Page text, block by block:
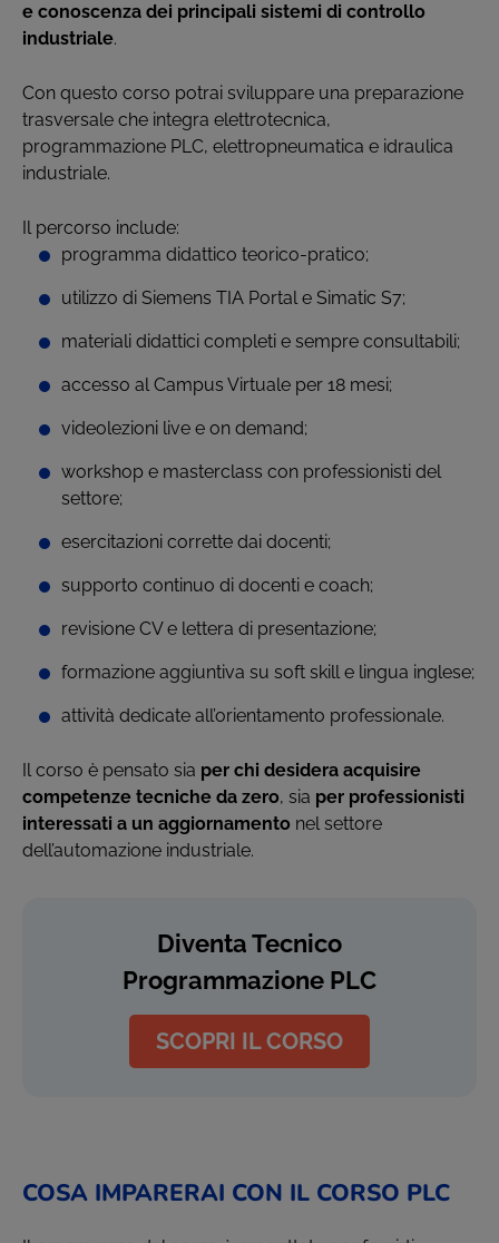
e conoscenza dei principali sistemi di controllo
industriale.
Con questo corso potrai sviluppare una preparazione
trasversale che integra elettrotecnica,
programmazione PLC, elettropneumatica e idraulica
industriale.
Il percorso include:
programma didattico teorico-pratico;
utilizzo di Siemens TIA Portal e Simatic S7;
materiali didattici completi e sempre consultabili;
accesso al Campus Virtuale per 18 mesi;
videolezioni live e on demand;
workshop e masterclass con professionisti del
settore;
esercitazioni corrette dai docenti;
supporto continuo di docenti e coach;
revisione CV e lettera di presentazione;
formazione aggiuntiva su soft skill e lingua inglese;
attività dedicate all’orientamento professionale.
Il corso è pensato sia per chi desidera acquisire
competenze tecniche da zero, sia per professionisti
interessati a un aggiornamento nel settore
dell’automazione industriale.
Diventa Tecnico
Programmazione PLC
SCOPRI IL CORSO
COSA IMPARERAI CON IL CORSO PLC